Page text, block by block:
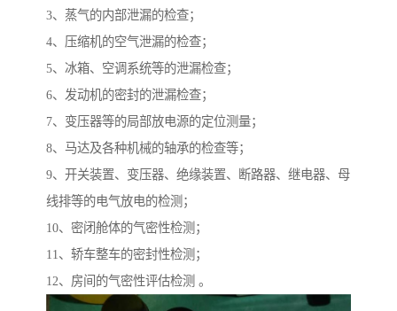
3、蒸气的内部泄漏的检查；
4、压缩机的空气泄漏的检查；
5、冰箱、空调系统等的泄漏检查；
6、发动机的密封的泄漏检查；
7、变压器等的局部放电源的定位测量；
8、马达及各种机械的轴承的检查等；
9、开关装置、变压器、绝缘装置、断路器、继电器、母
线排等的电气放电的检测；
10、密闭舱体的气密性检测；
11、轿车整车的密封性检测；
12、房间的气密性评估检测 。